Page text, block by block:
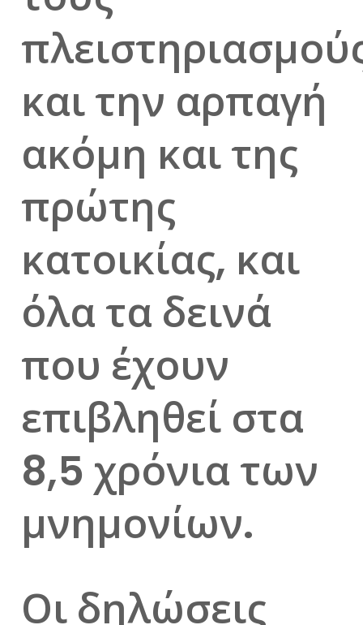
και την αρπαγή
ακόμη και της
πρώτης
κατοικίας, και
όλα τα δεινά
που έχουν
επιβληθεί στα
8,5 χρόνια των
μνημονίων.
Οι δηλώσεις